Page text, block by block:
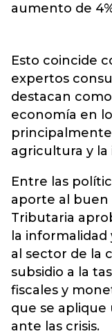
aumento de
Esto coincide
expertos
destacan
economía en
agricultura y la
Entre las
aporte al buen
Tributaria
la
al sector de la
subsidio a la
fiscales y
que se
ante las crisis.